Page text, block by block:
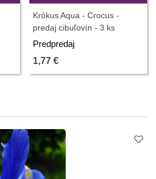
Krókus Aqua - Crocus -
predaj cibuľovín - 3 ks
Predpredaj
1,77 €